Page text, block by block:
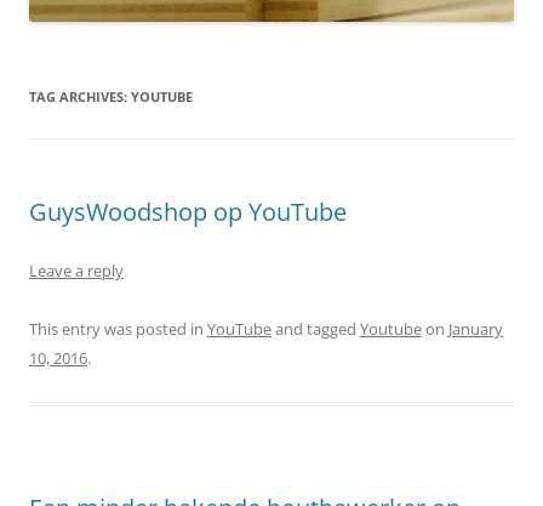
TAG ARCHIVES: YOUTUBE
GuysWoodshop op YouTube
Leave a reply
This entry was posted in YouTubeand tagged Youtubeon January
10, 2016.